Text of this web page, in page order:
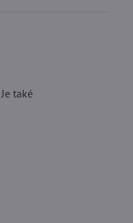
také